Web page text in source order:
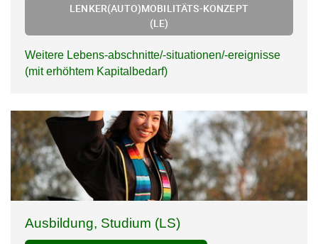
LENKER(AUTO)MOBILITÄTS-KONZEPT
(LE)
Weitere Lebens-abschnitte/-situationen/-ereignisse
(mit erhöhtem Kapitalbedarf)
Ausbildung, Studium (LS)